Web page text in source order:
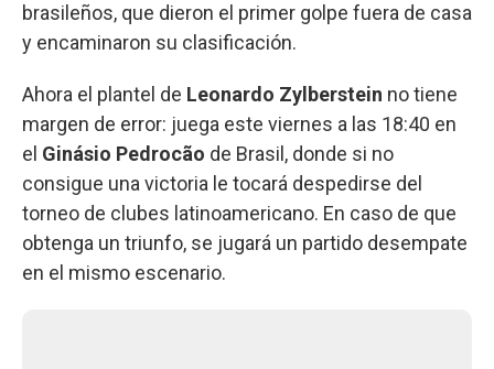
brasileños, que dieron el primer golpe fuera de casa
y encaminaron su clasificación.
Ahora el plantel de Leonardo Zylberstein no tiene
margen de error: juega este viernes a las 18:40 en
el Ginásio Pedrocão de Brasil, donde si no
consigue una victoria le tocará despedirse del
torneo de clubes latinoamericano. En caso de que
obtenga un triunfo, se jugará un partido desempate
en el mismo escenario.